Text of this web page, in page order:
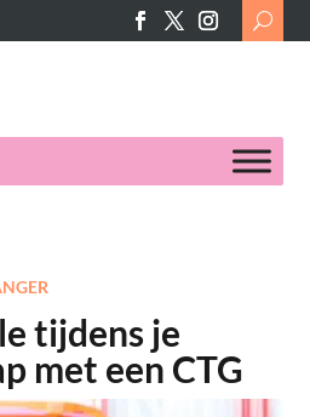
Search
for:
tijdens je
met een CTG